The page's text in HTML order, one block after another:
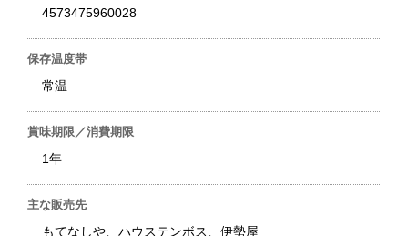
4573475960028
保存温度帯
常温
賞味期限／消費期限
1年
主な販売先
もてなしや、ハウステンボス、伊勢屋